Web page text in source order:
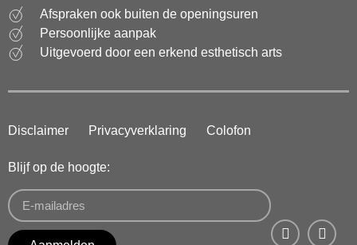
Afspraken ook buiten de openingsuren
Persoonlijke aanpak
Uitgevoerd door een erkend esthetisch arts
Disclaimer Privacyverklaring Colofon
Blijf op de hoogte: